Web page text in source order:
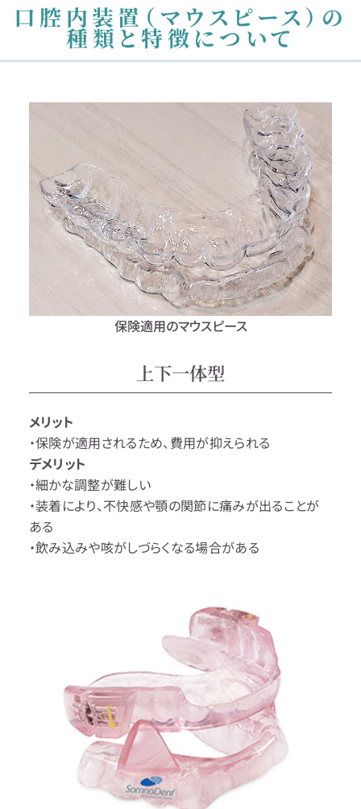
口腔内装置（マウスピース）の
種類と特徴について
保険適用のマウスピース
上下一体型
メリット
・保険が適用されるため、費用が抑えられる
デメリット
・細かな調整が難しい
・装着により、不快感や顎の関節に痛みが出ることが
ある
・飲み込みや咳がしづらくなる場合がある